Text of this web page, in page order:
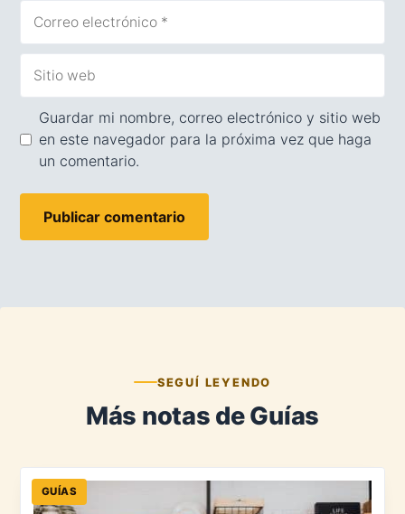
electrónico
web
Guardar mi nombre, correo electrónico y sitio web
en este navegador para la próxima vez que haga
un comentario.
SEGUÍ LEYENDO
Más notas de Guías
GUÍAS